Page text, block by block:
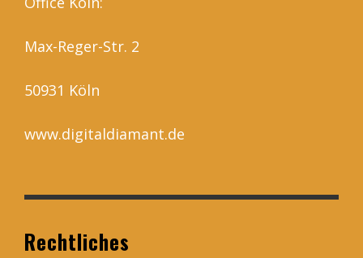
Max-Reger-Str. 2
50931 Köln
www.digitaldiamant.de
Rechtliches